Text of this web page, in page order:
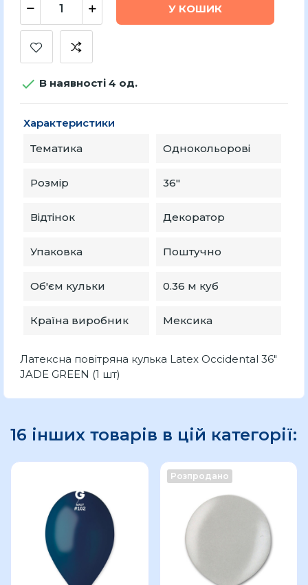
У КОШИК
 В наявності 4 од.
Характеристики
Тематика
Однокольорові
Розмір 36″
Відтінок Декоратор
Упаковка Поштучно
Об'єм кульки 0.36 м куб
Країна виробник Мексика
Латексна повітряна кулька Latex Occidental 36"
JADE GREEN (1 шт)
16 інших товарів в цій категорії:
Розпродано